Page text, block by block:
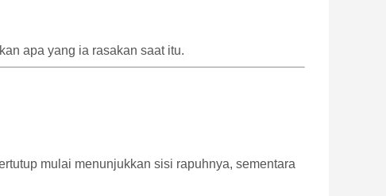
apa yang ia rasakan saat itu.
mulai menunjukkan sisi rapuhnya, sementara